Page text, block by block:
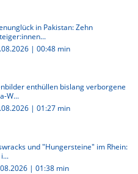
in Pakistan: Zehn
| 00:48 min
enthüllen bislang verborgene
W...
| 01:27 min
und "Hungersteine" im Rhein:
| 01:38 min